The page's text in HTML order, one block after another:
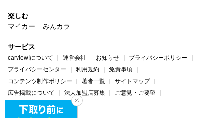
楽しむ
マイカー
みんカラ
サービス
carview!について 運営会社 お知らせ
プライバシーポリシー
プライバシーセンター
利用規約
免責事項
コンテンツ制作ポリシー
著者一覧
サイトマップ
広告掲載について
法人加盟店募集
ご意見・ご要望
ヘルプ・お問い合わせ